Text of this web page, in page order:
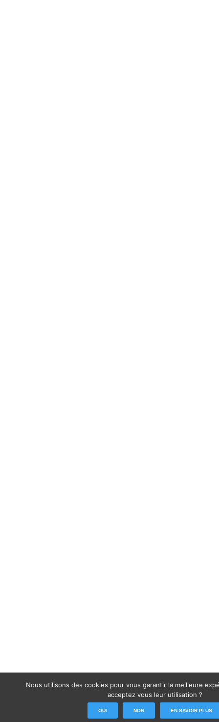
Nous utilisons des cookies pour vous garantir la meilleure
acceptez vous leur utilisation ?
OUI NON EN SAVOIR PLUS